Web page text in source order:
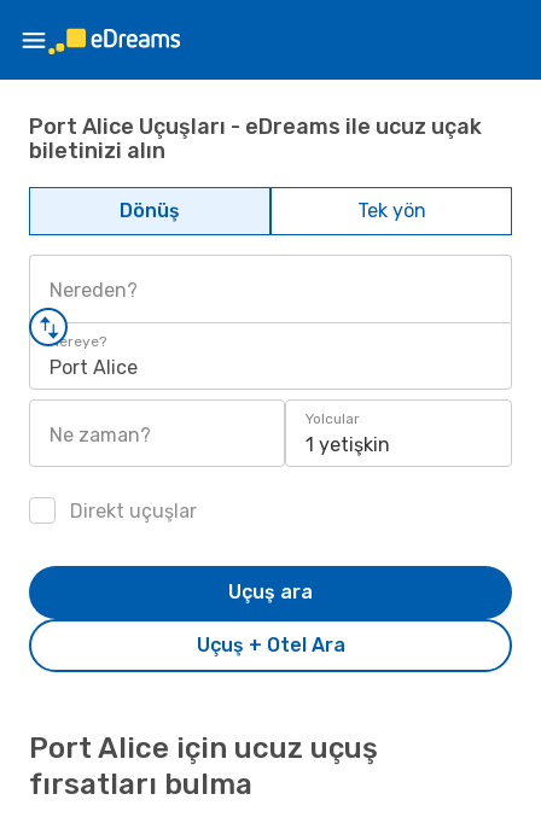
Port Alice Uçuşları - eDreams ile ucuz uçak
biletinizi alın
Dönüş Tek yön
Nereden?
Nereye?
Port Alice
Ne zaman?
Yolcular
1 yetişkin
Direkt uçuşlar
Uçuş + Otel Ara
Uçuş ara
Port Alice için ucuz uçuş
fırsatları bulma